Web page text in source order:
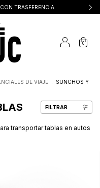
TRASFERENCIA
0
DE VIAJE
SUNCHOS Y
FILTRAR
transportar tablas en autos